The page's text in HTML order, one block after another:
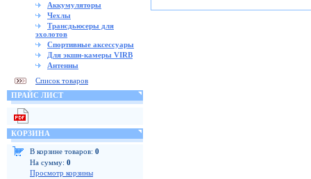
Аккумуляторы
Чехлы
Трансдьюсеры для
эхолотов
Спортивные аксессуары
Для экшн-камеры VIRB
Антенны
Список товаров
ПРАЙС ЛИСТ
КОРЗИНА
В корзине товаров: 0
На сумму: 0
Просмотр корзины